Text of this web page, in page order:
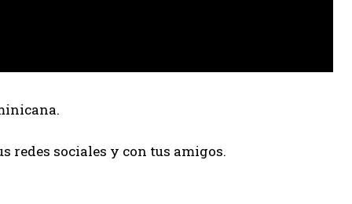
redes sociales y con tus amigos.